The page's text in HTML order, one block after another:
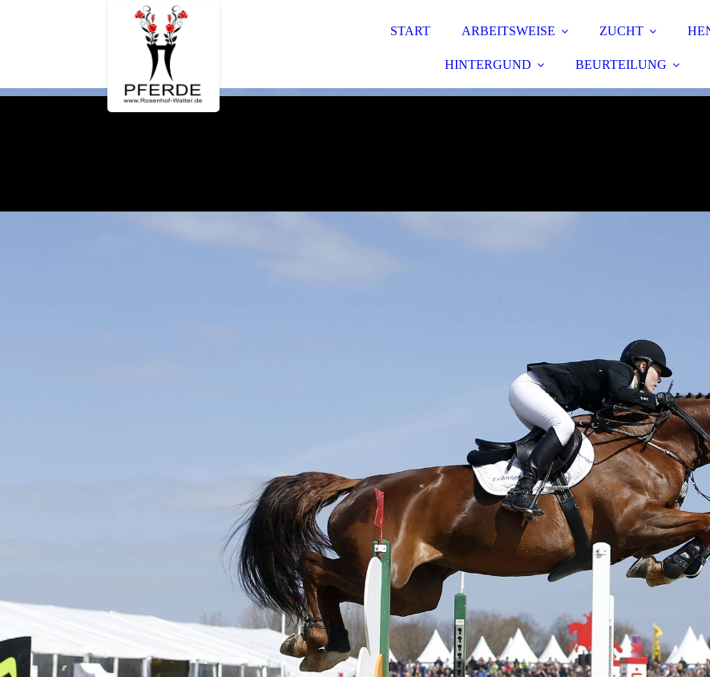
START ARBEITSWEISE ZUCHT
HINTERGUND BEURTEILUNG